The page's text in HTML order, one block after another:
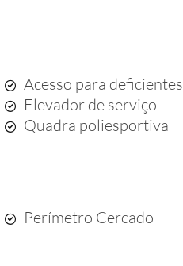
Acesso para deficientes
Elevador de serviço
Quadra poliesportiva
Perímetro Cercado